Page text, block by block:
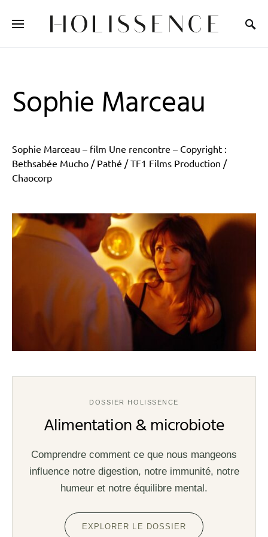
Sophie Marceau
Sophie Marceau – film Une rencontre – Copyright :
Bethsabée Mucho / Pathé / TF1 Films Production /
Chaocorp
DOSSIER HOLISSENCE
Alimentation & microbiote
Comprendre comment ce que nous mangeons
influence notre digestion, notre immunité, notre
humeur et notre équilibre mental.
EXPLORER LE DOSSIER